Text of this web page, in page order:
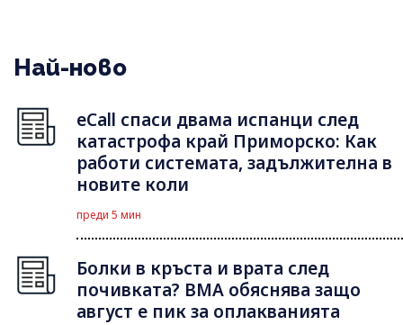
Най-ново
eCall спаси двама испанци след
катастрофа край Приморско: Как
работи системата, задължителна в
новите коли
преди 5 мин
Болки в кръста и врата след
почивката? ВМА обяснява защо
август е пик за оплакванията